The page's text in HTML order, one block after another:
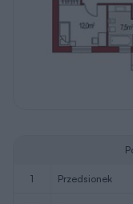
1 przedsionek